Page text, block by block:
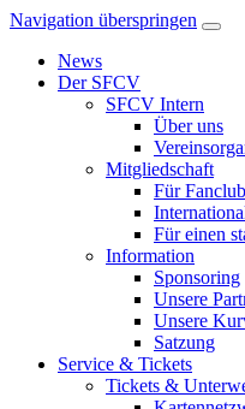
Navigation überspringen
News
Der SFCV
SFCV Intern
Über uns
Mitgliedschaft
Für
Für einen
Information
Sponsoring
Unsere
Unsere
Satzung
Service & Tickets
Tickets &